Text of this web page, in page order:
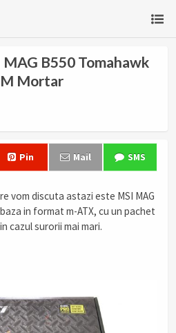
B550 Tomahawk
Mortar
Pin Mail SMS
vom discuta astazi este MSI MAG
in format m-ATX, cu un pachet
cazul surorii mai mari.